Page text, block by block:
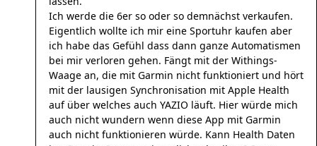
Ich werde die 6er so oder so demnächst verkaufen.
Eigentlich wollte ich mir eine Sportuhr kaufen aber
ich habe das Gefühl dass dann ganze Automatismen
bei mir verloren gehen. Fängt mit der Withings-
Waage an, die mit Garmin nicht funktioniert und hört
mit der lausigen Synchronisation mit Apple Health
auf über welches auch YAZIO läuft. Hier würde mich
auch nicht wundern wenn diese App mit Garmin
auch nicht funktionieren würde. Kann Health Daten